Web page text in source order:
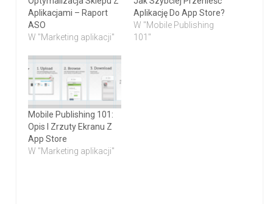
Aplikacjami – Raport
ASO
W "Marketing aplikacji"
Aplikację Do App Store?
W "Mobile Publishing
101"
Mobile Publishing 101:
Opis I Zrzuty Ekranu Z
App Store
W "Marketing aplikacji"